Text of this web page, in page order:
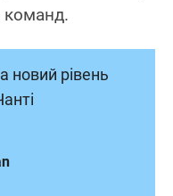
команд.
новий рівень